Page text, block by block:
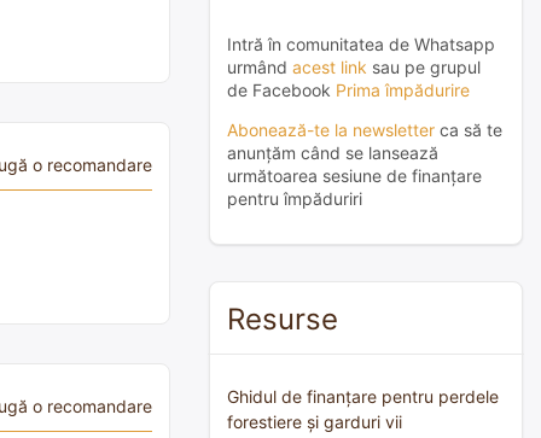
o recomandare
o recomandare
Intră în comunitatea de Whatsapp
urmând acest link sau pe grupul
de Facebook Prima împădurire
Abonează-te la newsletter ca să te
anunțăm când se lansează
următoarea sesiune de finanțare
pentru împăduriri
Resurse
Ghidul de finanțare pentru perdele
forestiere și garduri vii